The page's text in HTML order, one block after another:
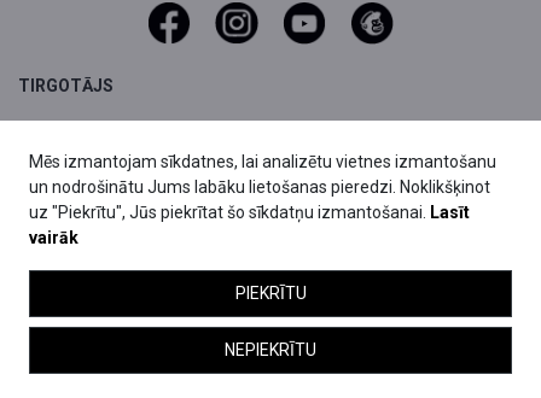
TIRGOTĀJS
SIA DIVI grupa,
Fridriha Candera iela 1,
Rīga, LV-1046, Latvija
biletes@git.lv
Ģertrūdes ielas teātra darbību līdzfinansē Valsts kultūrkapitāla fonds un
Rīgas Valstspilsētas pašvaldība.
® 2026 Ģertrūdes ielas teātris
Mēs izmantojam sīkdatnes, lai analizētu vietnes izmantošanu
un nodrošinātu Jums labāku lietošanas pieredzi. Noklikšķinot
uz "Piekrītu", Jūs piekrītat šo sīkdatņu izmantošanai.
Lasīt
vairāk
PIEKRĪTU
NEPIEKRĪTU